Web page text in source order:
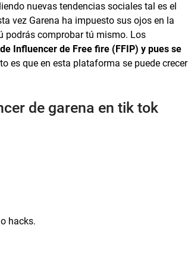
nuevas tendencias sociales tal es el
vez Garena ha impuesto sus ojos en la
podrás comprobar tú mismo. Los
Influencer de Free fire (FFIP) y pues se
es que en esta plataforma se puede crecer
de garena en tik tok
hacks.